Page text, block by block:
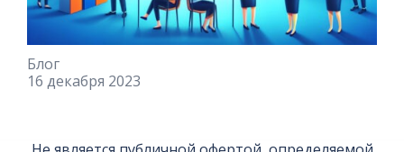
Блог
16 декабря 2023